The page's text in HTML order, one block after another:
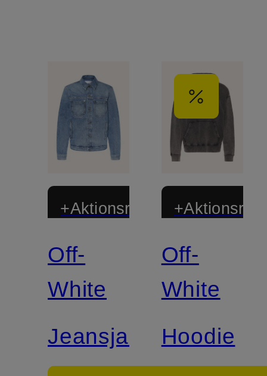
+Aktionsrabatt
Off-
White
Jeansjacke
Off-
White
Hoodie